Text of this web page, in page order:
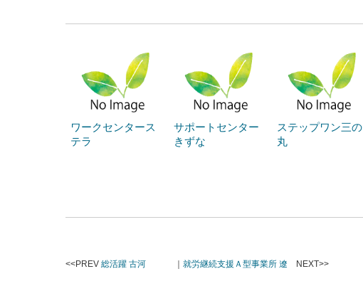
ワークセンタース
テラ
サポートセンター
きずな
ステップワン三の
丸
<<PREV 総活躍 古河 ｜ 就労継続支援Ａ型事業所 遼 NEXT>>